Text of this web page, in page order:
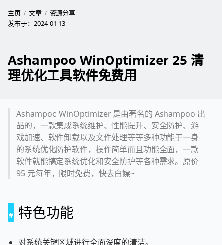
主页 文章
资源分享
发布于： 2024-01-13
Ashampoo WinOptimizer 25 清
理优化工具软件免费用
Ashampoo WinOptimizer 是由著名的 Ashampoo 出
品的，一款集成系统维护、性能提升、安全防护、游
戏加速、软件卸载以及文件处理等等多种功能于一身
的系统优化防护软件，操作简单而且功能全面，一款
软件就能搞定系统优化和安全防护等各种需求。原价
95 元每年，限时免费，快去白嫖~
特色功能
对系统关键区域进行全面深度的清洁。